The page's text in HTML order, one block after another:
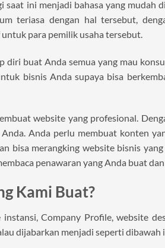
saat ini menjadi bahasa yang mudah
teriasa dengan hal tersebut,
para pemilik usaha tersebut.
diri buat Anda semua yang mau
bisnis Anda supaya bisa
website yang profesional.
Anda perlu membuat konten
bisa merangking website bisnis
penawaran yang Anda buat
Kami Buat?
Company Profile, website
dijabarkan menjadi seperti dibawah